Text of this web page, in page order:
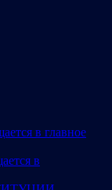
в главное
в